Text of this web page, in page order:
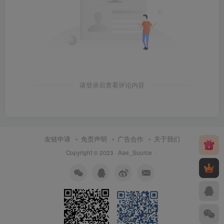
请登录后查看评论内容
友链申请 免责声明 广告合作 关于我们
Copyright © 2023 · Aae_Source ·